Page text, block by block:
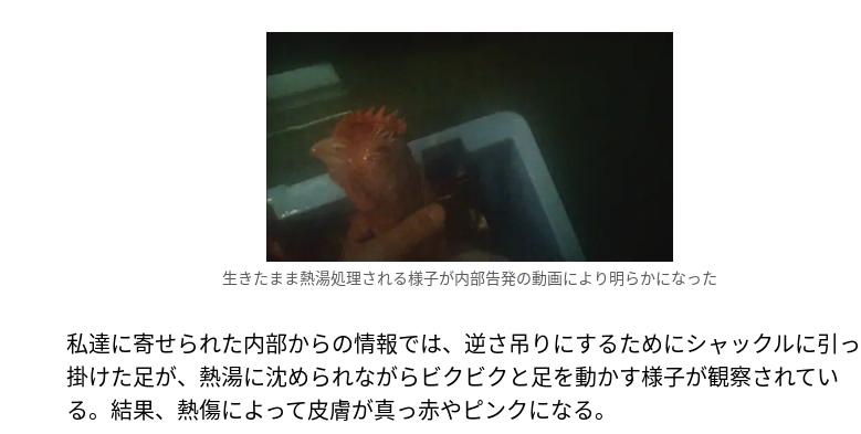
生きたまま熱湯処理される様子が内部告発の動画により明らかになった
私達に寄せられた内部からの情報では、逆さ吊りにするためにシャックルに引っ
掛けた足が、熱湯に沈められながらビクビクと足を動かす様子が観察されてい
る。結果、熱傷によって皮膚が真っ赤やピンクになる。